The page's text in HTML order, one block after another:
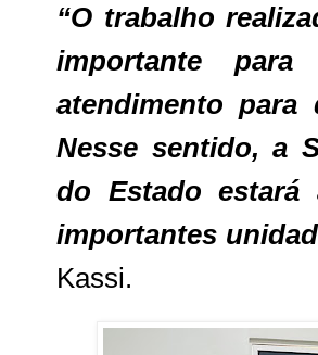
“O trabalho
importante
atendimento para
Nesse sentido, a
do Estado estará
importantes
Kassi.